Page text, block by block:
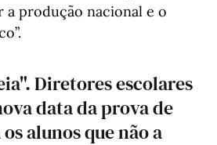
a produção nacional e o
Diretores escolares
data da prova de
alunos que não a